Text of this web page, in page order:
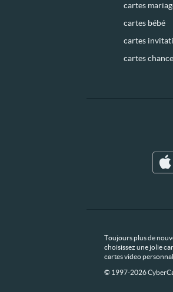
cartes
cartes bébé
cartes
cartes chance
Toujours plus de
choisissez une jolie
cartes video
© 1997-2026